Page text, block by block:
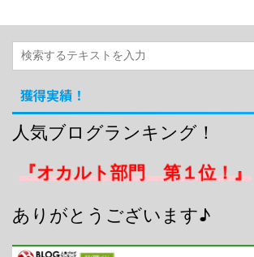
獲得実績！
人気ブログランキング！
『オカルト部門 第１位！』
ありがとうございます♪